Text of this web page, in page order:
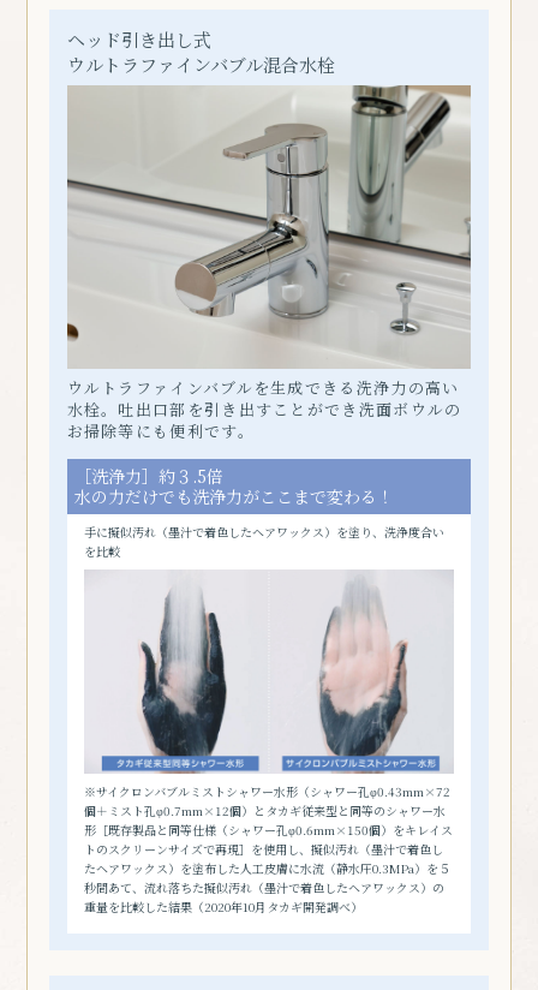
ヘッド引き出し式
ウルトラファインバブル混合水栓
ウルトラファインバブルを生成できる洗浄力の高い
水栓。吐出口部を引き出すことができ洗面ボウルの
お掃除等にも便利です。
［洗浄力］約３.5倍
水の力だけでも洗浄力がここまで変わる！
手に擬似汚れ（墨汁で着色したヘアワックス）を塗り、洗浄度合い
を比較
※サイクロンバブルミストシャワー水形（シャワー孔φ0.43mm×72
個＋ミスト孔φ0.7mm×12個）とタカギ従来型と同等のシャワー水
形［既存製品と同等仕様（シャワー孔φ0.6mm×150個）をキレイス
トのスクリーンサイズで再現］を使用し、擬似汚れ（墨汁で着色し
たヘアワックス）を塗布した人工皮膚に水流（静水圧0.3MPa）を５
秒間あて、流れ落ちた擬似汚れ（墨汁で着色したヘアワックス）の
重量を比較した結果（2020年10月タカギ開発調べ）